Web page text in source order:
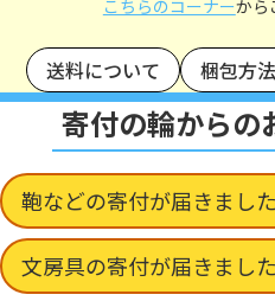
こちらのコーナーから
送料について 梱包方
寄付の輪からの
鞄などの寄付が届きました
文房具の寄付が届きました